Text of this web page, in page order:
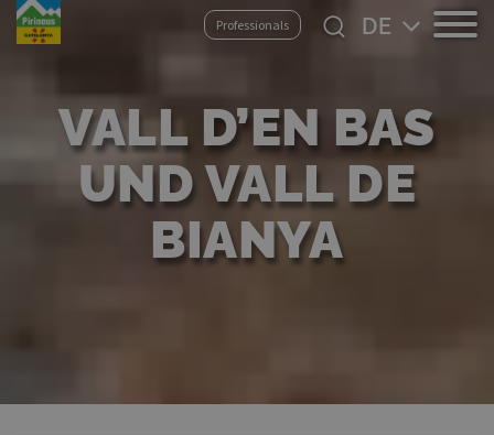
Direkt
zum
Professionals
Select
your
VALL D’EN BAS
UND VALL DE
BIANYA